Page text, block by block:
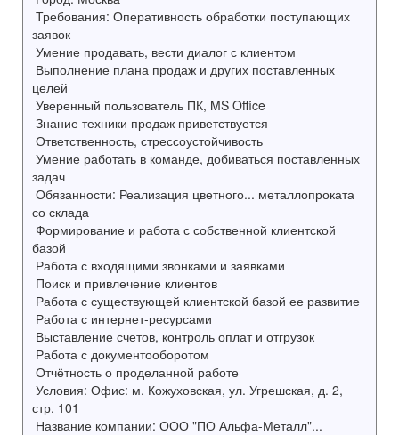
Требования: Оперативность обработки поступающих
заявок
Умение продавать, вести диалог с клиентом
Выполнение плана продаж и других поставленных
целей
Уверенный пользователь ПК, MS Office
Знание техники продаж приветствуется
Ответственность, стрессоустойчивость
Умение работать в команде, добиваться поставленных
задач
Обязанности: Реализация цветного... металлопроката
со склада
Формирование и работа с собственной клиентской
базой
Работа с входящими звонками и заявками
Поиск и привлечение клиентов
Работа с существующей клиентской базой ее развитие
Работа с интернет-ресурсами
Выставление счетов, контроль оплат и отгрузок
Работа с документооборотом
Отчётность о проделанной работе
Условия: Офис: м. Кожуховская, ул. Угрешская, д. 2,
стр. 101
Название компании: ООО "ПО Альфа-Металл"...